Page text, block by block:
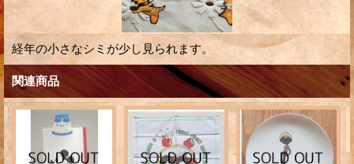
経年の小さなシミが少し見られます。
関連商品